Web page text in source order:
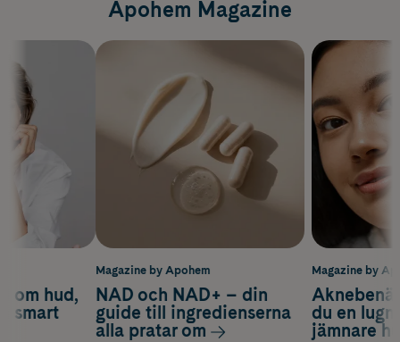
Apohem Magazine
Magazine by
du en
jämnare
om hud,
smart
Magazine by Apohem
NAD och NAD+ – din
guide till ingredienserna
alla pratar om